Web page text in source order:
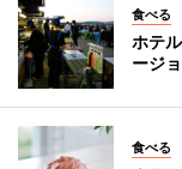
食べる
ホテ
ージ
食べる